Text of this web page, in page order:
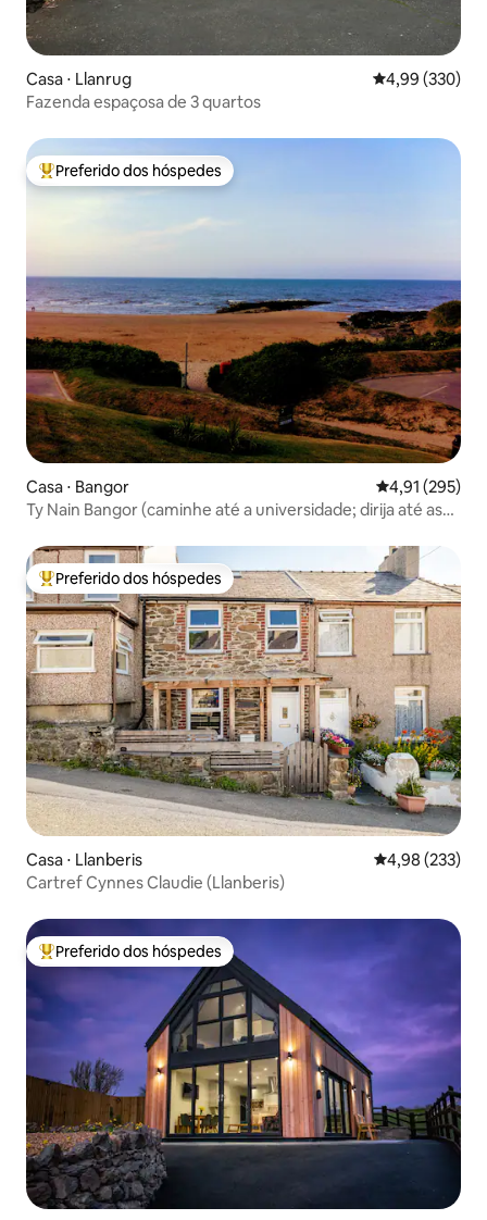
Casa ⋅ Llanrug 4,99 de uma
4,99 (330)
Fazenda espaçosa de 3 quartos
Entre os melhores preferidos dos hóspedes
Preferido dos hóspedes
Casa ⋅ Bangor 4,91 de uma
4,91 (295)
Ty Nain Bangor (caminhe até a universidade; dirija até as
Entre os melhores preferidos dos hóspedes
Preferido dos hóspedes
Casa ⋅ Llanberis 4,98 de uma
4,98 (233)
Cartref Cynnes Claudie (Llanberis)
Entre os melhores preferidos dos hóspedes
Preferido dos hóspedes